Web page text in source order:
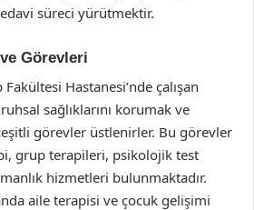
süreci yürütmektir.
Görevleri
Hastanesi’nde çalışan
sağlıklarını korumak ve
görevler üstlenirler. Bu görevler
grup terapileri, psikolojik test
hizmetleri bulunmaktadır.
aile terapisi ve çocuk gelişimi